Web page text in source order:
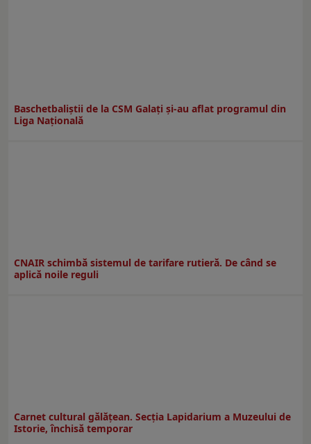
Baschetbaliștii de la CSM Galați și-au aflat programul din
Liga Națională
CNAIR schimbă sistemul de tarifare rutieră. De când se
aplică noile reguli
Carnet cultural gălăţean. Secţia Lapidarium a Muzeului de
Istorie, închisă temporar